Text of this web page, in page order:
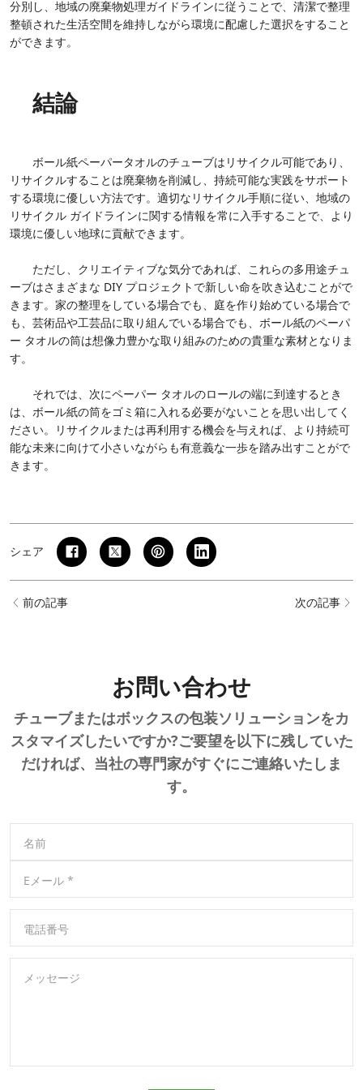
分別し、地域の廃棄物処理ガイドラインに従うことで、清潔で整理
整頓された生活空間を維持しながら環境に配慮した選択をすること
ができます。
結論
ボール紙ペーパータオルのチューブはリサイクル可能であり、
リサイクルすることは廃棄物を削減し、持続可能な実践をサポート
する環境に優しい方法です。適切なリサイクル手順に従い、地域の
リサイクル ガイドラインに関する情報を常に入手することで、より
環境に優しい地球に貢献できます。
ただし、クリエイティブな気分であれば、これらの多用途チュ
ーブはさまざまな DIY プロジェクトで新しい命を吹き込むことがで
きます。家の整理をしている場合でも、庭を作り始めている場合で
も、芸術品や工芸品に取り組んでいる場合でも、ボール紙のペーパ
ー タオルの筒は想像力豊かな取り組みのための貴重な素材となりま
す。
それでは、次にペーパー タオルのロールの端に到達するとき
は、ボール紙の筒をゴミ箱に入れる必要がないことを思い出してく
ださい。リサイクルまたは再利用する機会を与えれば、より持続可
能な未来に向けて小さいながらも有意義な一歩を踏み出すことがで
きます。
シェア
前の記事 次の記事
お問い合わせ
チューブまたはボックスの包装ソリューションをカ
スタマイズしたいですか?ご要望を以下に残していた
だければ、当社の専門家がすぐにご連絡いたしま
す。
名前
Eメール *
電話番号
メッセージ